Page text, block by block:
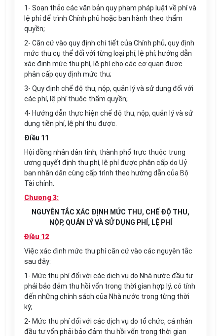
1- Soạn thảo các văn bản quy phạm pháp luật về phí và
lệ phí để trình Chính phủ hoặc ban hành theo thẩm
quyền;
2- Căn cứ vào quy định chi tiết của Chính phủ, quy định
mức thu cụ thể đối với từng loại phí, lệ phí; hướng dẫn
xác định mức thu phí, lệ phí cho các cơ quan được
phân cấp quy định mức thu;
3- Quy định chế độ thu, nộp, quản lý và sử dụng đối với
các phí, lệ phí thuộc thẩm quyền;
4- Hướng dẫn thực hiện chế độ thu, nộp, quản lý và sử
dụng tiền phí, lệ phí thu được.
Điều 11
Hội đồng nhân dân tỉnh, thành phố trực thuộc trung
ương quyết định thu phí, lệ phí được phân cấp do Uỷ
ban nhân dân cùng cấp trình theo hướng dẫn của Bộ
Tài chính.
Chương 3:
NGUYÊN TẮC XÁC ĐỊNH MỨC THU, CHẾ ĐỘ THU,
NỘP, QUẢN LÝ VÀ SỬ DỤNG PHÍ, LỆ PHÍ
Điều 12
Việc xác định mức thu phí căn cứ vào các nguyên tắc
sau đây:
1- Mức thu phí đối với các dịch vụ do Nhà nước đầu tư
phải bảo đảm thu hồi vốn trong thời gian hợp lý, có tính
đến những chính sách của Nhà nước trong từng thời
kỳ;
2- Mức thu phí đối với các dịch vụ do tổ chức, cá nhân
đầu tư vốn phải bảo đảm thu hồi vốn trong thời gian